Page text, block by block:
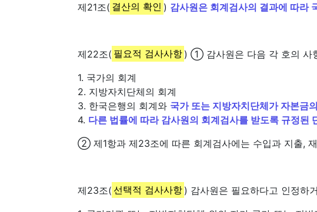
제21조( 결산의 확인 ) 감사원은 회계검사의 결과에 따라
제22조( 필요적 검사사항 ) ① 감사원은 다음 각 호의 사
1. 국가의 회계
2. 지방자치단체의 회계
3. 한국은행의 회계와 국가 또는 지방자치단체가 자본금
4. 다른 법률에 따라 감사원의 회계검사를 받도록 규정된
② 제1항과 제23조에 따른 회계검사에는 수입과 지출,
제23조( 선택적 검사사항 ) 감사원은 필요하다고 인정하